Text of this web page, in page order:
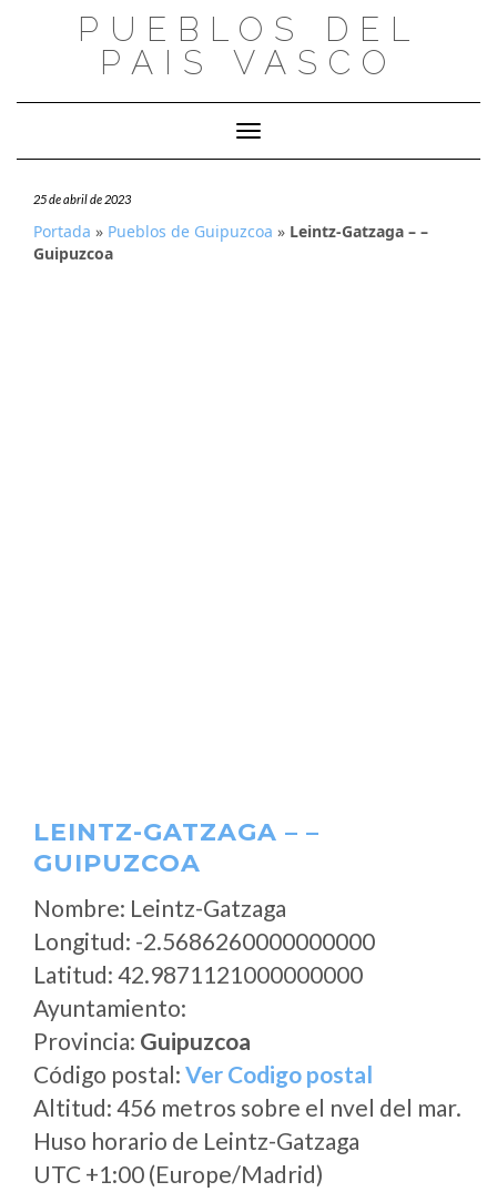
PUEBLOS DEL
PAIS VASCO
Cambiar modo de navegación
25 de abril de 2023
Portada » Pueblos de Guipuzcoa » Leintz-Gatzaga – –
Guipuzcoa
LEINTZ-GATZAGA – –
GUIPUZCOA
Nombre: Leintz-Gatzaga
Longitud: -2.5686260000000000
Latitud: 42.9871121000000000
Ayuntamiento:
Provincia: Guipuzcoa
Código postal: Ver Codigo postal
Altitud: 456 metros sobre el nvel del mar.
Huso horario de Leintz-Gatzaga
UTC +1:00 (Europe/Madrid)